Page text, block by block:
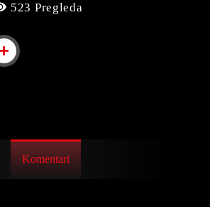
523 Pregleda
Komentari